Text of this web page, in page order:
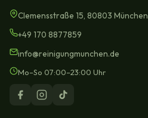
Clemensstraße 15, 80803 München
+49 170 8877859
info@reinigungmunchen.de
Mo–So 07:00–23:00 Uhr